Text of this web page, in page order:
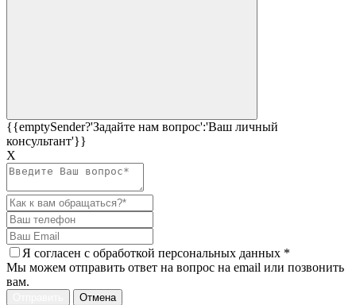
{{emptySender?'Задайте нам вопрос':'Ваш личный
консультант'}}
Х
Я согласен c обработкой персональных данных *
Мы можем отправить ответ на вопрос на email или позвонить
вам.
Отмена